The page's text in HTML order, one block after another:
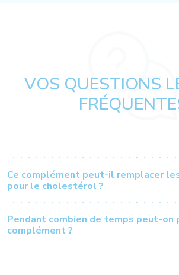
VOS QUESTIONS
Ce complément peut-il remplacer
pour le cholestérol ?
Pendant combien de temps peut-on
complément ?